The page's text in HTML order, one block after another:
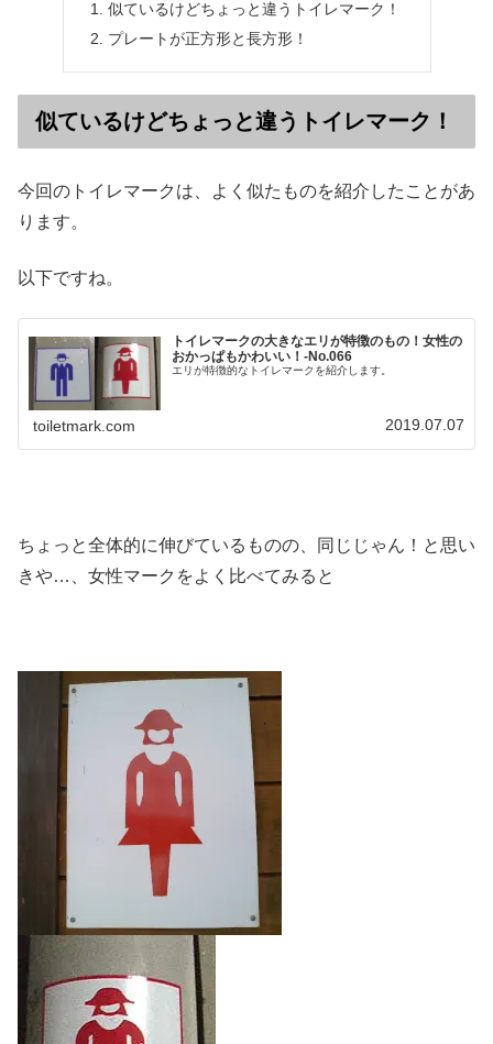
似ているけどちょっと違うトイレマーク！
プレートが正方形と長方形！
似ているけどちょっと違うトイレマーク！
今回のトイレマークは、よく似たものを紹介したことがあ
ります。
以下ですね。
トイレマークの大きなエリが特徴のもの！女性の
おかっぱもかわいい！‐No.066
エリが特徴的なトイレマークを紹介します。
toiletmark.com 2019.07.07
ちょっと全体的に伸びているものの、同じじゃん！と思い
きや…、女性マークをよく比べてみると